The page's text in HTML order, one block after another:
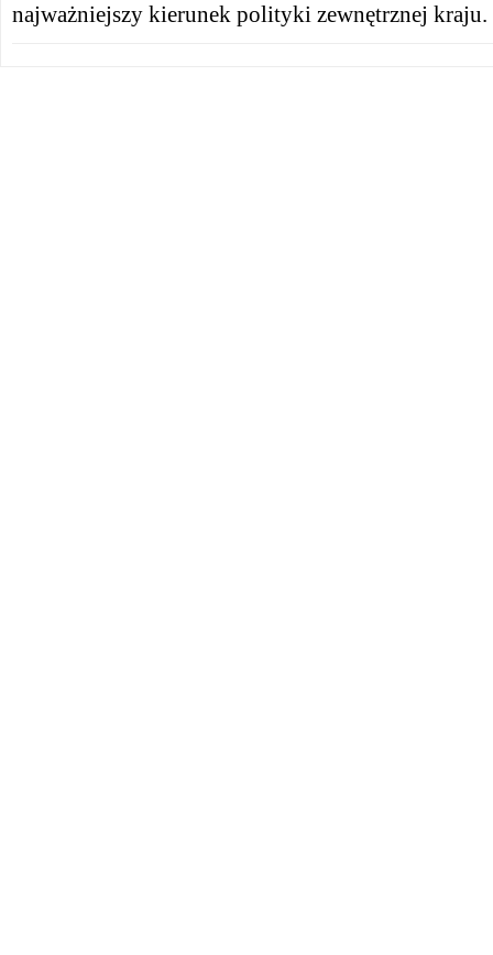
najważniejszy kierunek polityki zewnętrznej kraju.